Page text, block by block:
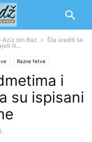
Aziz bin Baz
Šta uraditi sa
ili...
Razne fetve
i
su ispisani